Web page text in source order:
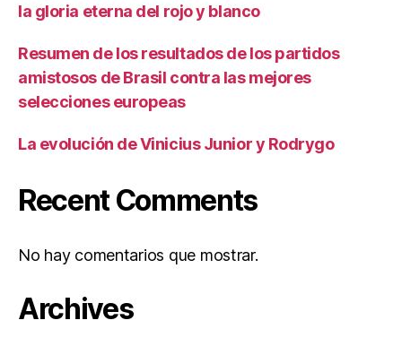
la gloria eterna del rojo y blanco
Resumen de los resultados de los partidos
amistosos de Brasil contra las mejores
selecciones europeas
La evolución de Vinicius Junior y Rodrygo
Recent Comments
No hay comentarios que mostrar.
Archives